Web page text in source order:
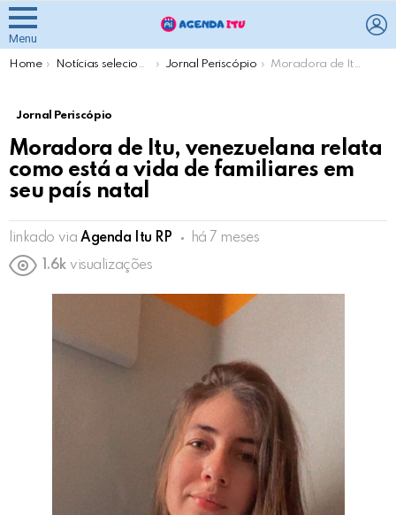
Menu
You are here:
Home Notícias selecionadas pela Agenda Itu Jornal Periscópio Moradora de Itu, venezuelana relata como está a vida de familiares em seu país natal
Jornal Periscópio
Moradora de Itu, venezuelana relata
como está a vida de familiares em
seu país natal
linkado via Agenda Itu RP
há 7 meses
1.6k visualizações